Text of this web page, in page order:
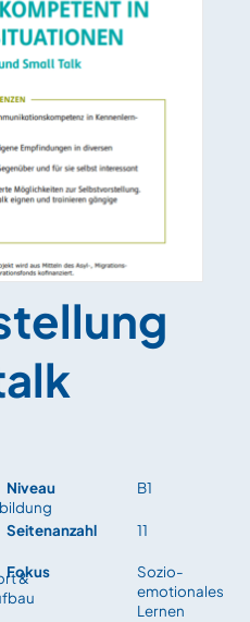
&
Niveau B1
Seitenanzahl 11
Fokus
Sozio-
emotionales
Lernen